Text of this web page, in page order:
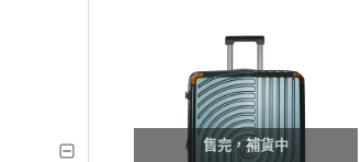
售完，補貨中